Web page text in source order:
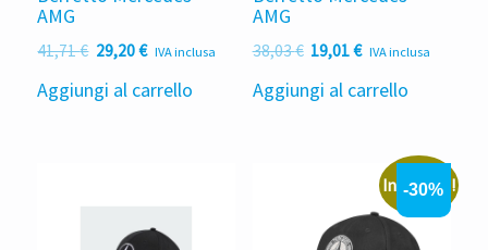
AMG
41,71€ Il
originale
29,20€ Il
attuale
IVA inclusa
Aggiungi al carrello
AMG
38,03€ Il
originale
19,01€ Il
attuale
19,01 €.
IVA inclusa
Aggiungi al carrello
In offerta!
-30%